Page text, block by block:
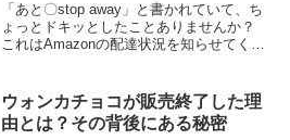
「あと〇stop away」と書かれていて、ち
ょっとドキッとしたことありませんか？
これはAmazonの配達状況を知らせてくれ
味や仕組み、便利な使い方をやさしく解
説します...
ウォンカチョコが販売終了した理
由とは？その背後にある秘密